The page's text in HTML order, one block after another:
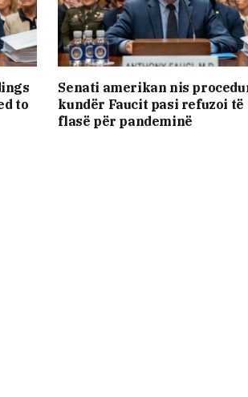
to
Senati amerikan nis
kundër Faucit pasi refuzoi të
flasë për pandeminë